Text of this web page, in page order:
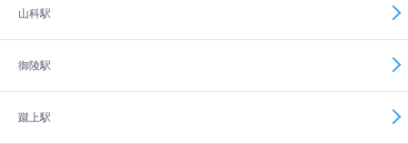
山科駅
御陵駅
蹴上駅